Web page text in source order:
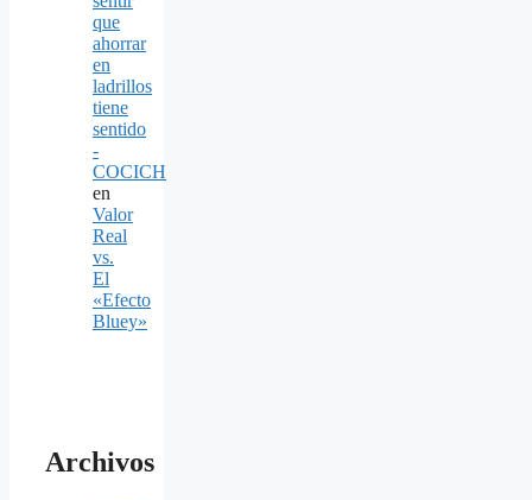
que
ahorrar
en
ladrillos
tiene
sentido
-
COCICH
en
Valor
Real
vs.
El
«Efecto
Bluey»
Archivos